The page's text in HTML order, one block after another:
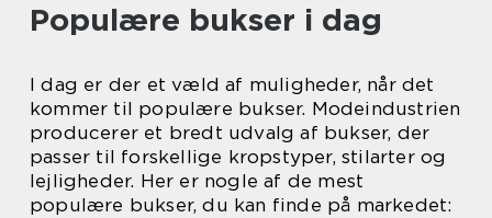
Populære bukser i dag
I dag er der et væld af muligheder, når det
kommer til populære bukser. Modeindustrien
producerer et bredt udvalg af bukser, der
passer til forskellige kropstyper, stilarter og
lejligheder. Her er nogle af de mest
populære bukser, du kan finde på markedet: